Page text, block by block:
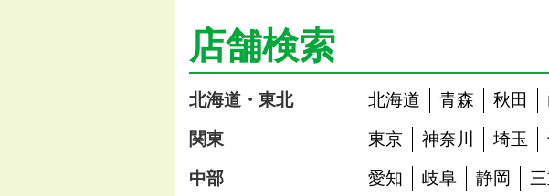
店舗検索
北海道・東北 北海道 青森 秋田
関東 東京 神奈川 埼玉
中部 愛知 岐阜 静岡